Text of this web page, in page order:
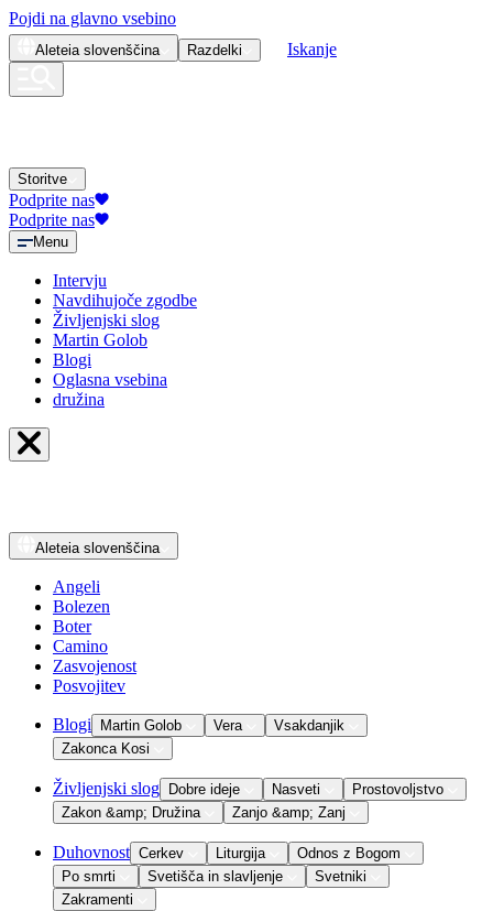
Pojdi na glavno vsebino
Aleteia slovenščina Razdelki Iskanje
Storitve
Podprite nas
Podprite nas
Menu
Intervju
Navdihujoče zgodbe
Življenjski slog
Martin Golob
Blogi
Oglasna vsebina
družina
Aleteia slovenščina
Angeli
Bolezen
Boter
Camino
Zasvojenost
Posvojitev
Blogi Martin Golob Vera
Vsakdanjik
Zakonca Kosi
Življenjski slog Dobre ideje Nasveti
Prostovoljstvo
Zakon &amp; Družina
Zanjo &amp; Zanj
Duhovnost Cerkev Liturgija
Odnos z Bogom
Po smrti
Svetišča in slavljenje
Svetniki
Zakramenti